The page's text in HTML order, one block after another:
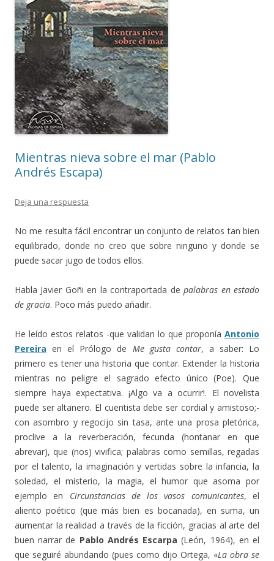
Mientras nieva sobre el mar (Pablo
Andrés Escapa)
Deja una respuesta
No me resulta fácil encontrar un conjunto de relatos tan bien
equilibrado, donde no creo que sobre ninguno y donde se
puede sacar jugo de todos ellos.
Habla Javier Goñi en la contraportada depalabras en estado
de gracia. Poco más puedo añadir.
He leído estos relatos -que validan lo que proponía Antonio
Pereira en el Prólogo de Me gusta contar, a saber: Lo
primero es tener una historia que contar. Extender la historia
mientras no peligre el sagrado efecto único (Poe). Que
siempre haya expectativa. ¡Algo va a ocurrir!. El novelista
puede ser altanero. El cuentista debe ser cordial y amistoso;-
con asombro y regocijo sin tasa, ante una prosa pletórica,
proclive a la reverberación, fecunda (hontanar en que
abrevar), que (nos) vivifica; palabras como semillas, regadas
por el talento, la imaginación y vertidas sobre la infancia, la
soledad, el misterio, la magia, el humor que asoma por
ejemplo en Circunstancias de los vasos comunicantes, el
aliento poético (que más bien es bocanada), en suma, un
aumentar la realidad a través de la ficción, gracias al arte del
buen narrar de Pablo Andrés Escarpa (León, 1964), en el
que seguiré abundando (pues como dijo Ortega, «La obra se